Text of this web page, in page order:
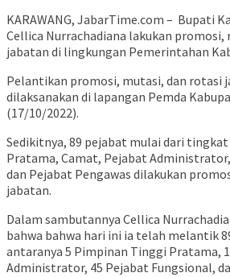
KARAWANG, JabarTime.com – Bupati
Cellica Nurrachadiana lakukan promosi,
jabatan di lingkungan Pemerintahan
Pelantikan promosi, mutasi, dan rotasi
dilaksanakan di lapangan Pemda
(17/10/2022).
Sedikitnya, 89 pejabat mulai dari
Pratama, Camat, Pejabat
dan Pejabat Pengawas dilakukan
jabatan.
Dalam sambutannya Cellica
bahwa bahwa hari ini ia telah melantik
antaranya 5 Pimpinan Tinggi Pratama,
Administrator, 45 Pejabat Fungsional,